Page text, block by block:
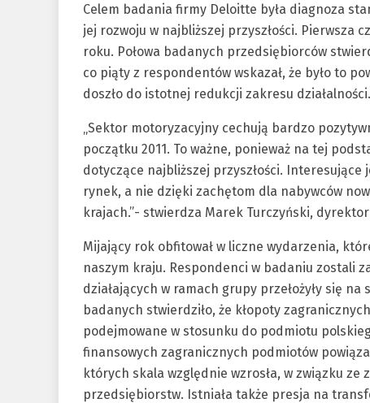
Celem badania firmy Deloitte była diagnoza
jej rozwoju w najbliższej przyszłości. Pierwsza
roku. Połowa badanych przedsiębiorców
co piąty z respondentów wskazał, że było to
doszło do istotnej redukcji zakresu działalności.
„Sektor motoryzacyjny cechują bardzo
początku 2011. To ważne, ponieważ na tej
dotyczące najbliższej przyszłości.
rynek, a nie dzięki zachętom dla nabywców
krajach.”- stwierdza Marek Turczyński,
Mijający rok obfitował w liczne wydarzenia,
naszym kraju. Respondenci w badaniu zostali
działających w ramach grupy przełożyły się
badanych stwierdziło, że kłopoty
podejmowane w stosunku do podmiotu
finansowych zagranicznych podmiotów
których skala względnie wzrosła, w związku
przedsiębiorstw. Istniała także presja na